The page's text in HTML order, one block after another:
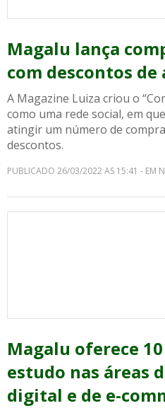
Magalu lança
com descontos de
A Magazine Luiza criou o
como uma rede social, em
atingir um número de
descontos.
PUBLICADO 26/03/2022 AS 15:41 - EM
Magalu oferece
estudo nas áreas
digital e de e-